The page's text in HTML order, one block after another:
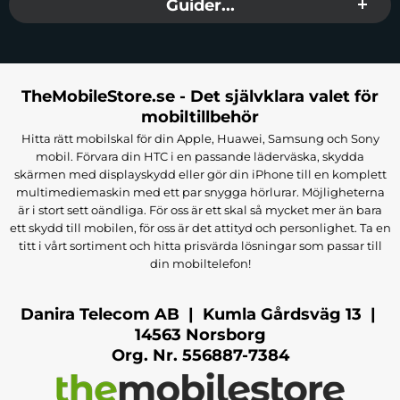
Guider...
TheMobileStore.se - Det självklara valet för
mobiltillbehör
Hitta rätt mobilskal för din Apple, Huawei, Samsung och Sony
mobil. Förvara din HTC i en passande läderväska, skydda
skärmen med displayskydd eller gör din iPhone till en komplett
multimediemaskin med ett par snygga hörlurar. Möjligheterna
är i stort sett oändliga. För oss är ett skal så mycket mer än bara
ett skydd till mobilen, för oss är det attityd och personlighet. Ta en
titt i vårt sortiment och hitta prisvärda lösningar som passar till
din mobiltelefon!
Danira Telecom AB | Kumla Gårdsväg 13 |
14563 Norsborg
Org. Nr. 556887-7384